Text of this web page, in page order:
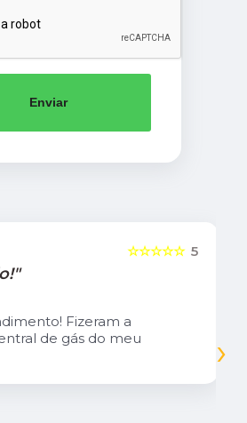
Enviar
5
☆☆☆☆☆
Fizeram a
de gás do meu
›